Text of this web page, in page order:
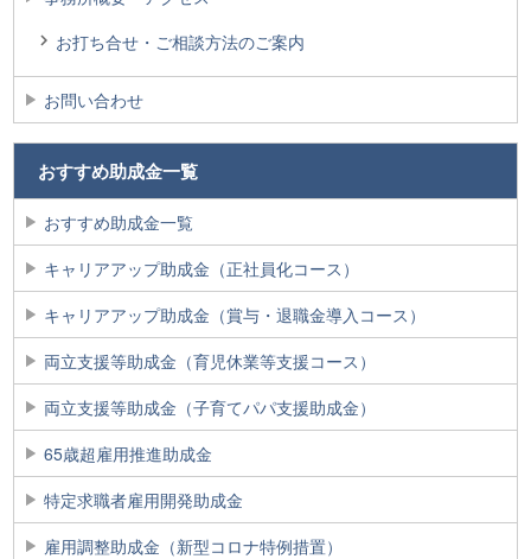
お打ち合せ・ご相談方法のご案内
お問い合わせ
おすすめ助成金一覧
おすすめ助成金一覧
キャリアアップ助成金（正社員化コース）
キャリアアップ助成金（賞与・退職金導入コース）
両立支援等助成金（育児休業等支援コース）
両立支援等助成金（子育てパパ支援助成金）
65歳超雇用推進助成金
特定求職者雇用開発助成金
雇用調整助成金（新型コロナ特例措置）